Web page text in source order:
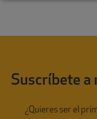
Suscríbete a
¿Quieres ser el